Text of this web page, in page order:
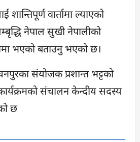
शान्तिपूर्ण वार्तामा ल्याएको
नेपाल सुखी नेपालीको
भएको बताउनु भएको छ।
संयोजक प्रशान्त भट्टको
संचालन केन्दीय सदस्य
छ